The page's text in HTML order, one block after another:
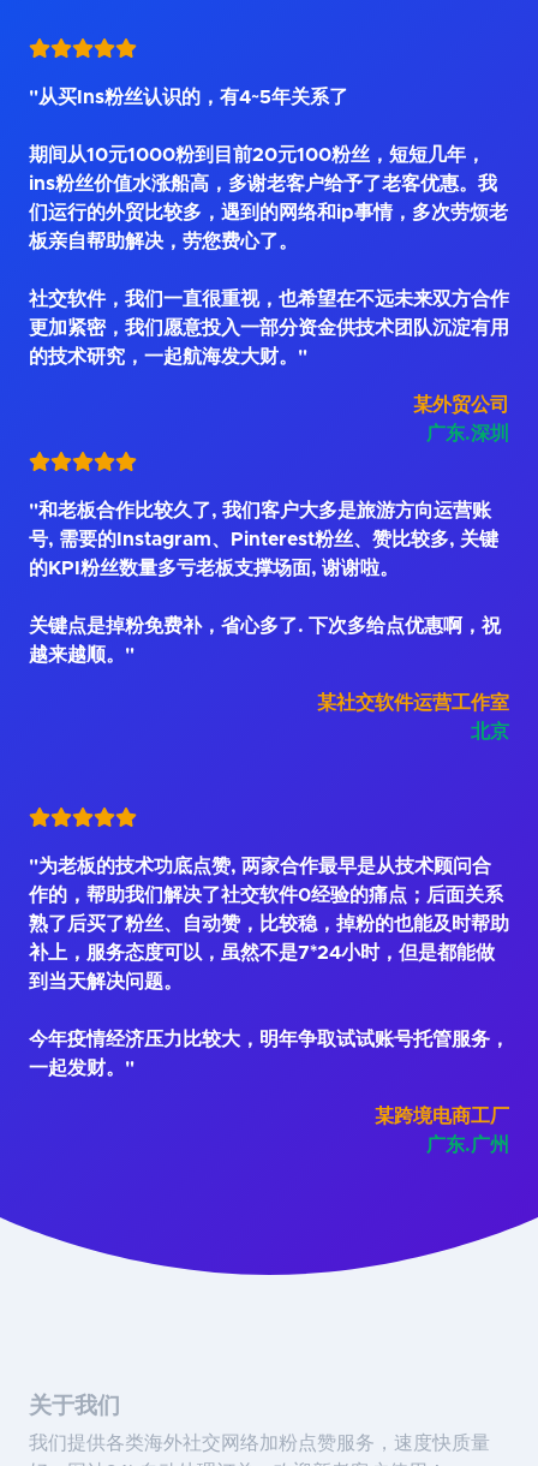
"从买Ins粉丝认识的，有4~5年关系了
期间从10元1000粉到目前20元100粉丝，短短几年，
ins粉丝价值水涨船高，多谢老客户给予了老客优惠。我
们运行的外贸比较多，遇到的网络和ip事情，多次劳烦老
板亲自帮助解决，劳您费心了。
社交软件，我们一直很重视，也希望在不远未来双方合作
更加紧密，我们愿意投入一部分资金供技术团队沉淀有用
的技术研究，一起航海发大财。"
某外贸公司
广东.深圳
"和老板合作比较久了, 我们客户大多是旅游方向运营账
号, 需要的Instagram、Pinterest粉丝、赞比较多, 关键
的KPI粉丝数量多亏老板支撑场面, 谢谢啦。
关键点是掉粉免费补，省心多了. 下次多给点优惠啊，祝
越来越顺。"
某社交软件运营工作室
北京
"为老板的技术功底点赞, 两家合作最早是从技术顾问合
作的，帮助我们解决了社交软件0经验的痛点；后面关系
熟了后买了粉丝、自动赞，比较稳，掉粉的也能及时帮助
补上，服务态度可以，虽然不是7*24小时，但是都能做
到当天解决问题。
今年疫情经济压力比较大，明年争取试试账号托管服务，
一起发财。"
某跨境电商工厂
广东.广州
关于我们
我们提供各类海外社交网络加粉点赞服务，速度快质量